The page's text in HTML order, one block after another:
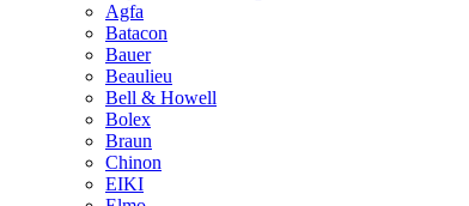
Agfa
Batacon
Bauer
Beaulieu
Bell & Howell
Bolex
Braun
Chinon
EIKI